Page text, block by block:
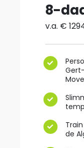
8-
v.a. €
de